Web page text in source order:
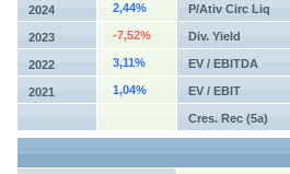
2024 2,44% P/Ativ Circ Liq
2023 -7,52% Div. Yield
2022 3,11% EV / EBITDA
2021 1,04% EV / EBIT
Cres. Rec (5a)